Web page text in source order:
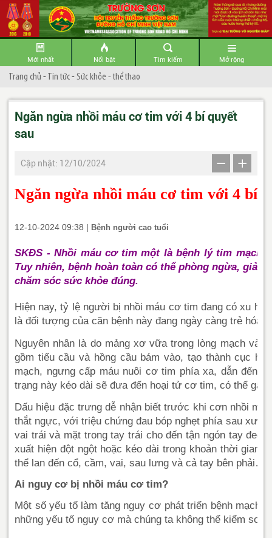
Mới nhất Nổi bật Tìm kiếm Mở rộng
Trang chủ -Tin tức-Sức khỏe - thể thao
Ngăn ngừa nhồi máu cơ tim với 4 bí quyết
sau
Cập nhật: 12/10/2024
Ngăn ngừa nhồi máu cơ tim với 4 bí
12-10-2024 09:38 | Bệnh người cao tuổi
SKĐS - Nhồi máu cơ tim một là bệnh lý tim mạch
Tuy nhiên, bệnh hoàn toàn có thể phòng ngừa,
chăm sóc sức khỏe đúng.
Hiện nay, tỷ lệ người bị nhồi máu cơ tim đang có xu
là đối tượng của căn bệnh này đang ngày càng trẻ hóa.
Nguyên nhân là do mảng xơ vữa trong lòng mạch
gồm tiểu cầu và hồng cầu bám vào, tạo thành cục
mạch, ngưng cấp máu nuôi cơ tim phía xa, dẫn đến
trạng này kéo dài sẽ đưa đến hoại tử cơ tim, có thể gây
Dấu hiệu đặc trưng dễ nhận biết trước khi cơn nhồi
thắt ngực, với triệu chứng đau bóp nghẹt phía sau
vai trái và mặt trong tay trái cho đến tận ngón tay đeo
xuất hiện đột ngột hoặc kéo dài trong khoản thời gian
thể lan đến cổ, cầm, vai, sau lưng và cả tay bên phải…
Ai nguy cơ bị nhồi máu cơ tim?
Một số yếu tố làm tăng nguy cơ phát triển bệnh mạch
những yếu tố nguy cơ mà chúng ta không thể kiểm